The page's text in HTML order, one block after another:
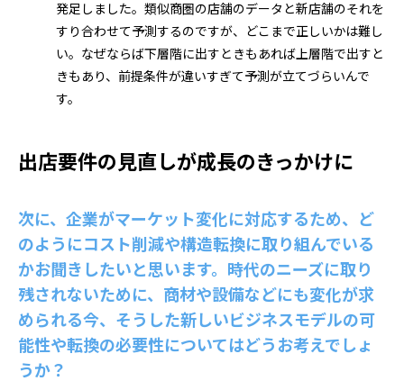
発足しました。類似商圏の店舗のデータと新店舗のそれを
すり合わせて予測するのですが、どこまで正しいかは難し
い。なぜならば下層階に出すときもあれば上層階で出すと
きもあり、前提条件が違いすぎて予測が立てづらいんで
す。
出店要件の見直しが成長のきっかけに
次に、企業がマーケット変化に対応するため、ど
のようにコスト削減や構造転換に取り組んでいる
かお聞きしたいと思います。時代のニーズに取り
残されないために、商材や設備などにも変化が求
められる今、そうした新しいビジネスモデルの可
能性や転換の必要性についてはどうお考えでしょ
うか？